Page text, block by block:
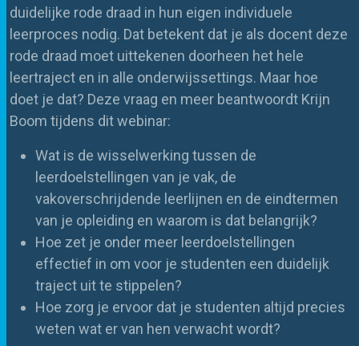
duidelijke rode draad in hun eigen individuele
leerproces nodig. Dat betekent dat je als docent deze
rode draad moet uittekenen doorheen het hele
leertraject en in alle onderwijssettings. Maar hoe
doet je dat? Deze vraag en meer beantwoordt Krijn
Boom tijdens dit webinar:
Wat is de wisselwerking tussen de
leerdoelstellingen van je vak, de
vakoverschrijdende leerlijnen en de eindtermen
van je opleiding en waarom is dat belangrijk?
Hoe zet je onder meer leerdoelstellingen
effectief in om voor je studenten een duidelijk
traject uit te stippelen?
Hoe zorg je ervoor dat je studenten altijd precies
weten wat er van hen verwacht wordt?